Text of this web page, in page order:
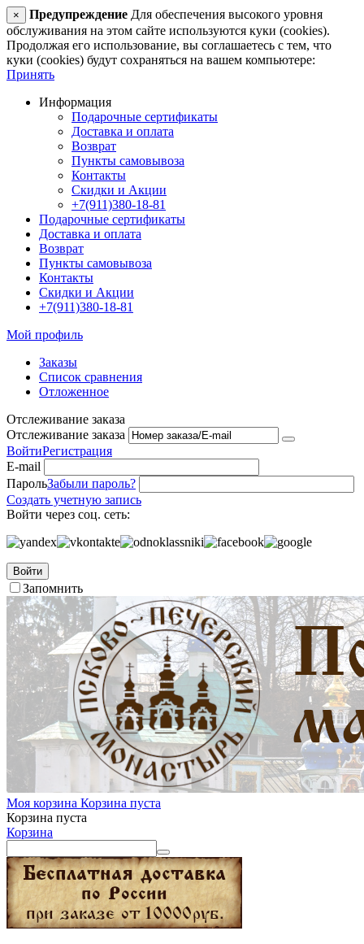
× Предупреждение Для обеспечения высокого уровня
обслуживания на этом сайте используются куки (cookies).
Продолжая его использование, вы соглашаетесь с тем, что
куки (cookies) будут сохраняться на вашем компьютере:
Принять
Информация
Подарочные сертификаты
Доставка и оплата
Возврат
Пункты самовывоза
Контакты
Скидки и Акции
+7(911)380-18-81
Подарочные сертификаты
Доставка и оплата
Возврат
Пункты самовывоза
Контакты
Скидки и Акции
+7(911)380-18-81
Мой профиль
Заказы
Список сравнения
Отложенное
Отслеживание заказа
Отслеживание заказа
ВойтиРегистрация
E-mail
ПарольЗабыли пароль?
Создать учетную запись
Войти через соц. сеть:
Войти
Запомнить
Моя корзина Корзина пуста
Корзина пуста
Корзина